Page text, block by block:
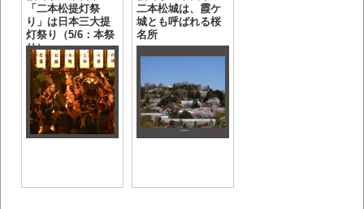
「二本松提灯祭
り」は日本三大提
灯祭り（5/6：本祭
り）
二本松城は、霞ケ
城とも呼ばれる桜
名所